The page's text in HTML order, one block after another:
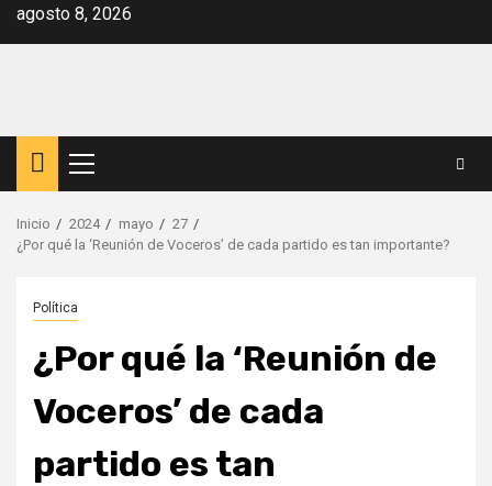
Saltar
agosto 8, 2026
Menú
principal
Inicio 2024 mayo
27
¿Por qué la ‘Reunión de Voceros’ de cada partido es tan importante?
Política
¿Por qué la ‘Reunión de
Voceros’ de cada
partido es tan